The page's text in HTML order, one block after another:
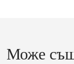
Може